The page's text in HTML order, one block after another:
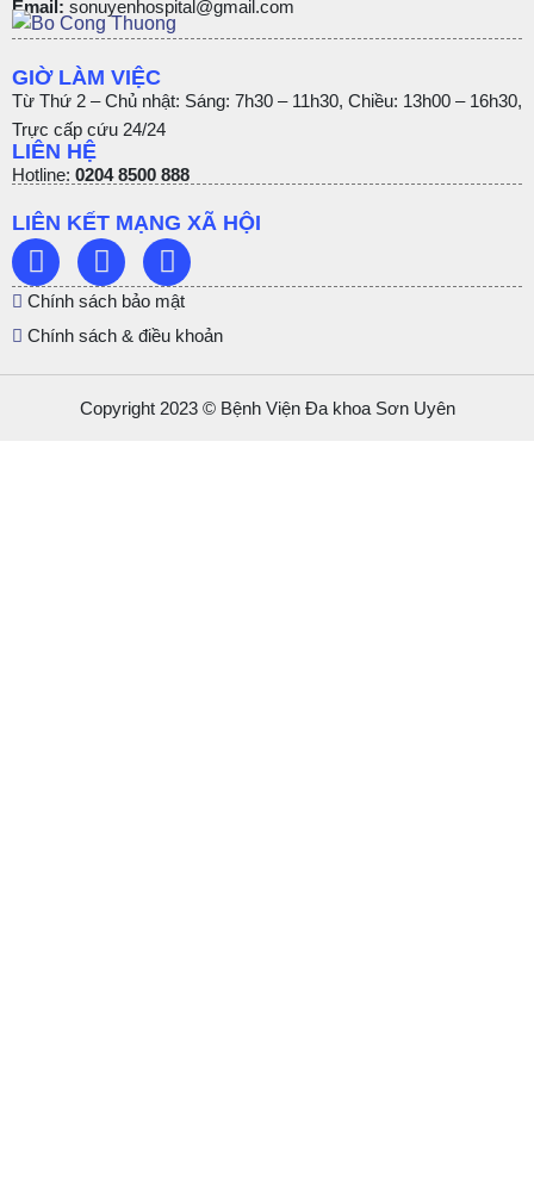
Email: sonuyenhospital@gmail.com
GIỜ LÀM VIỆC
Từ Thứ 2 – Chủ nhật: Sáng: 7h30 – 11h30, Chiều: 13h00 – 16h30,
Trực cấp cứu 24/24
LIÊN HỆ
Hotline: 0204 8500 888
LIÊN KẾT MẠNG XÃ HỘI
Chính sách bảo mật
Chính sách & điều khoản
Copyright 2023 © Bệnh Viện Đa khoa Sơn Uyên